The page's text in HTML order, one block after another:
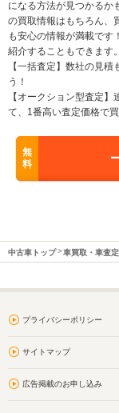
になる方法が見つかるか
の買取情報はもちろん、
も安心の情報が満載です
紹介することもできます。
【一括査定】数社の見
う！
【オークション型査定
て、1番高い査定価格で
無
料
中古車トップ 車買取・車査
プライバシーポリシー
サイトマップ
広告掲載のお申し込み